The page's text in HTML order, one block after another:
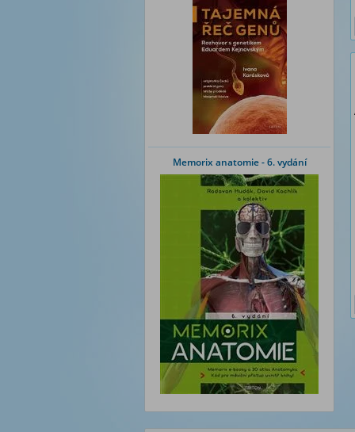
Memorix anatomie - 6. vydání